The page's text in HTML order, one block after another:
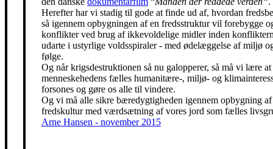
Herefter har vi stadig til gode at finde ud af, hvordan
så igennem opbygningen af en fredsstruktur vil forebygge
konflikter ved brug af ikkevoldelige midler inden
udarte i ustyrlige voldsspiraler - med ødelæggelse af miljø
følge.
Og når krigsdestruktionen så nu galopperer, så må vi lære
menneskehedens fælles humanitære-, miljø- og
forsones og gøre os alle til vindere.
Og vi må alle sikre bæredygtigheden igennem opbygning af
fredskultur med værdsætning af vores jord som fælles
Arne Hansen - november 2015